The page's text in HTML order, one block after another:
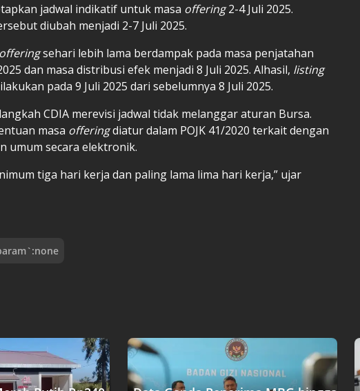
jadwal indikatif untuk masa offering2-4 Juli 2025.
diubah menjadi 2-7 Juli 2025.
offeringsehari lebih lama berdampak pada masa penjatahan
dan masa distribusi efek menjadi 8 Juli 2025. Alhasil, listing
pada 9 Juli 2025 dari sebelumnya 8 Juli 2025.
CDIA merevisi jadwal tidak melanggar aturan Bursa.
masa offeringdiatur dalam POJK 41/2020 terkait dengan
umum secara elektronik.
tiga hari kerja dan paling lama lima hari kerja,” ujar